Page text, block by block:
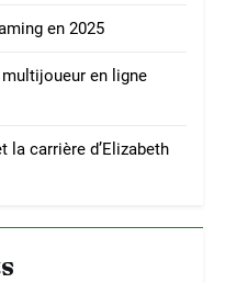
en 2025
en ligne
la carrière d’Elizabeth